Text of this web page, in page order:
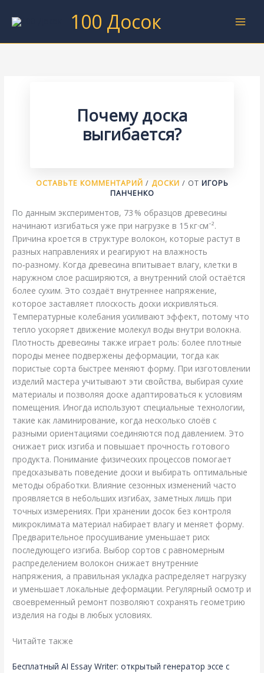
100 Досок
Почему доска
выгибается?
ОСТАВЬТЕ КОММЕНТАРИЙ / ДОСКИ / ОТ ИГОРЬ
ПАНЧЕНКО
По данным экспериментов, 73 % образцов древесины
начинают изгибаться уже при нагрузке в 15 кг·см⁻².
Причина кроется в структуре волокон, которые растут в
разных направлениях и реагируют на влажность
по‑разному. Когда древесина впитывает влагу, клетки в
наружном слое расширяются, а внутренний слой остаётся
более сухим. Это создаёт внутреннее напряжение,
которое заставляет плоскость доски искривляться.
Температурные колебания усиливают эффект, потому что
тепло ускоряет движение молекул воды внутри волокна.
Плотность древесины также играет роль: более плотные
породы менее подвержены деформации, тогда как
пористые сорта быстрее меняют форму. При изготовлении
изделий мастера учитывают эти свойства, выбирая сухие
материалы и позволяя доске адаптироваться к условиям
помещения. Иногда используют специальные технологии,
такие как ламинирование, когда несколько слоёв с
разными ориентациями соединяются под давлением. Это
снижает риск изгиба и повышает прочность готового
продукта. Понимание физических процессов помогает
предсказывать поведение доски и выбирать оптимальные
методы обработки. Влияние сезонных изменений часто
проявляется в небольших изгибах, заметных лишь при
точных измерениях. При хранении досок без контроля
микроклимата материал набирает влагу и меняет форму.
Предварительное просушивание уменьшает риск
последующего изгиба. Выбор сортов с равномерным
распределением волокон снижает внутренние
напряжения, а правильная укладка распределяет нагрузку
и уменьшает локальные деформации. Регулярный осмотр и
своевременный ремонт позволяют сохранять геометрию
изделия на годы в любых условиях.
Читайте также
Бесплатный AI Essay Writer: открытый генератор эссе с